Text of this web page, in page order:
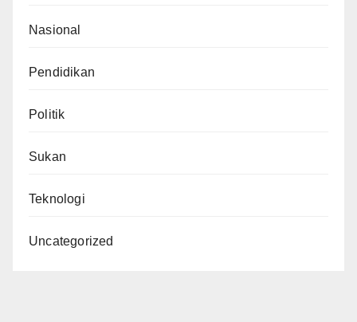
Nasional
Pendidikan
Politik
Sukan
Teknologi
Uncategorized